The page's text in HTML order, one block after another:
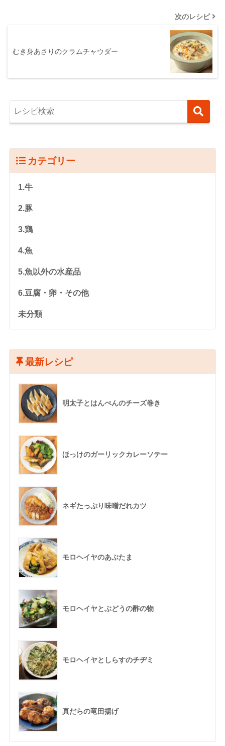
次のレシピ
むき身あさりのクラムチャウダー
カテゴリー
1.牛
2.豚
3.鶏
4.魚
5.魚以外の水産品
6.豆腐・卵・その他
未分類
最新レシピ
明太子とはんぺんのチーズ巻き
ほっけのガーリックカレーソテー
ネギたっぷり味噌だれカツ
モロヘイヤのあぶたま
モロヘイヤとぶどうの酢の物
モロヘイヤとしらすのチヂミ
真だらの竜田揚げ